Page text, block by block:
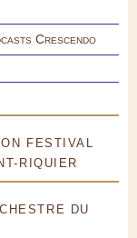
Crescendo
FESTIVAL
RIQUIER
DU